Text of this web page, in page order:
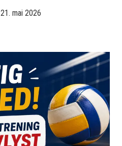
21. mai 2026